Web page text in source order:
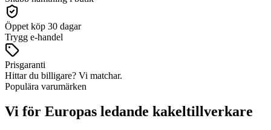
Öppet köp 30 dagar
Trygg e-handel
Prisgaranti
Hittar du billigare? Vi matchar.
Populära varumärken
Vi för Europas ledande kakeltillverkare